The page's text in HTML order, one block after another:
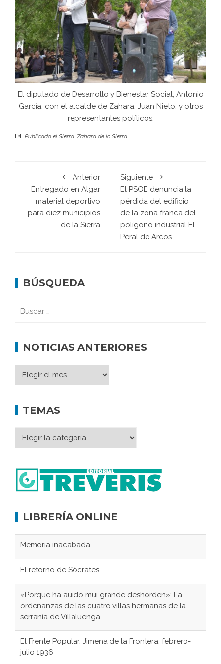
El diputado de Desarrollo y Bienestar Social, Antonio
García, con el alcalde de Zahara, Juan Nieto, y otros
representantes políticos.
Publicado el Sierra,Zahara de la Sierra
Anterior
Entregado en Algar
material deportivo
para diez municipios
de la Sierra
Siguiente
El PSOE denuncia la
pérdida del edificio
de la zona franca del
polígono industrial El
Peral de Arcos
BÚSQUEDA
NOTICIAS ANTERIORES
TEMAS
LIBRERÍA ONLINE
Memoria inacabada
El retorno de Sócrates
«Porque ha auido mui grande deshorden»: La
ordenanzas de las cuatro villas hermanas de la
serranía de Villaluenga
El Frente Popular. Jimena de la Frontera, febrero-
julio 1936